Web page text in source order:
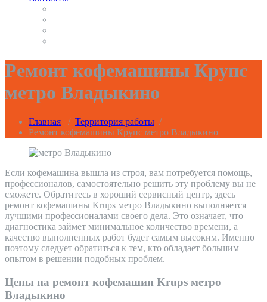
Ремонт кофемашины Крупс
метро Владыкино
Главная / Территория работы /
Ремонт кофемашины Крупс метро Владыкино
Если кофемашина вышла из строя, вам потребуется помощь,
профессионалов, самостоятельно решить эту проблему вы не
сможете. Обратитесь в хороший сервисный центр, здесь
ремонт кофемашины Krups метро Владыкино выполняется
лучшими профессионалами своего дела. Это означает, что
диагностика займет минимальное количество времени, а
качество выполненных работ будет самым высоким. Именно
поэтому следует обратиться к тем, кто обладает большим
опытом в решении подобных проблем.
Цены на ремонт кофемашин Krups метро
Владыкино